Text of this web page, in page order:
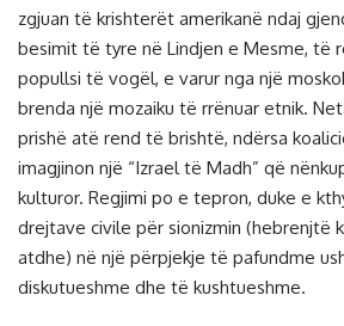
zgjuan të krishterët amerikanë ndaj
besimit të tyre në Lindjen e Mesme, të
popullsi të vogël, e varur nga një
brenda një mozaiku të rrënuar etnik.
prishë atë rend të brishtë, ndërsa
imagjinon një “Izrael të Madh” që
kulturor. Regjimi po e tepron, duke e
drejtave civile për sionizmin (hebrenjtë
atdhe) në një përpjekje të pafundme
diskutueshme dhe të kushtueshme.